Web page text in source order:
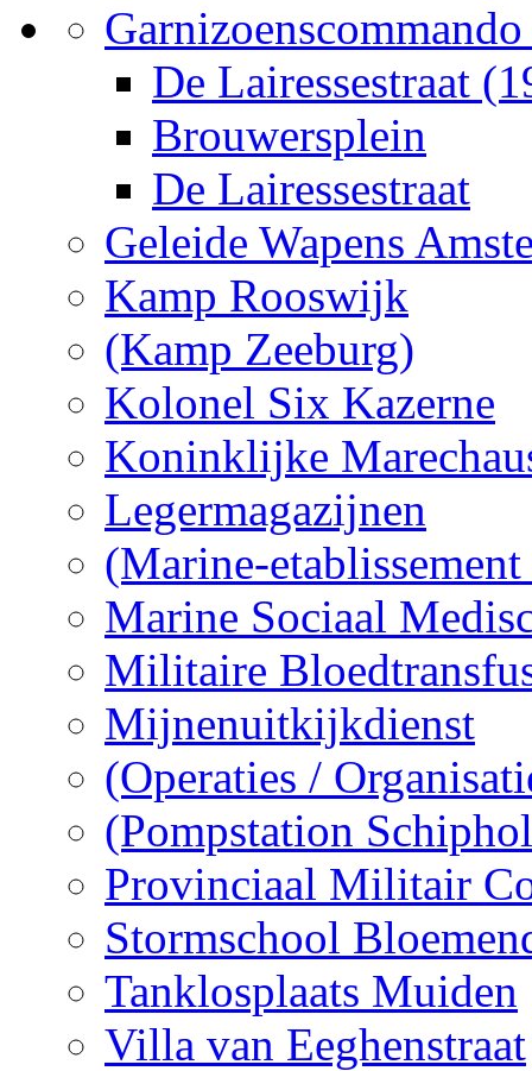
De Lairessestraat
Brouwersplein
De Lairessestraat
Geleide Wapens
Kamp Rooswijk
(Kamp Zeeburg)
Kolonel Six Kazerne
Koninklijke
Legermagazijnen
(Marine-
Marine Sociaal
Militaire
Mijnenuitkijkdienst
(Operaties /
(Pompstation
Provinciaal Militair
Stormschool
Tanklosplaats Muiden
Villa van Eeghenstraat